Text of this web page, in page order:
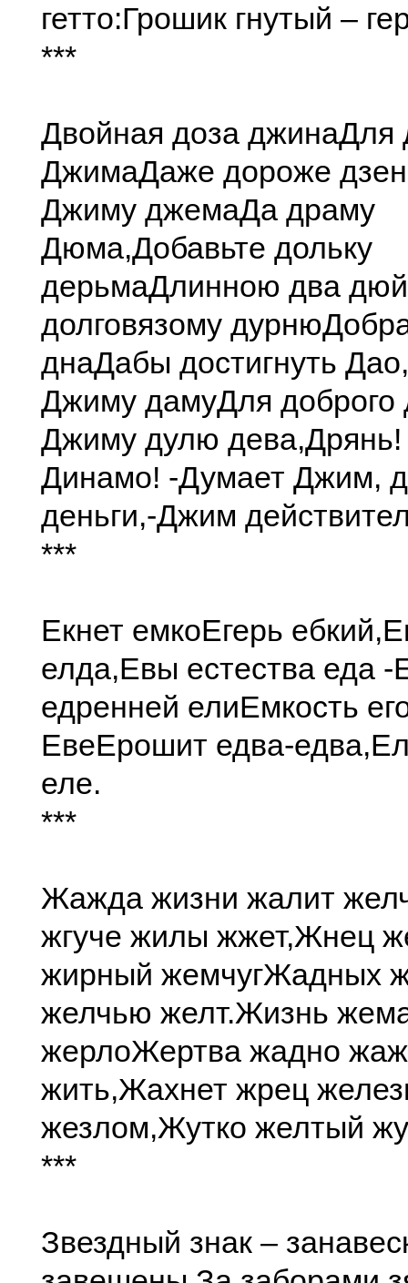
гетто:Грошик гнутый –
***
Двойная доза джинаДля
ДжимаДаже дороже
Джиму джемаДа драму
Дюма,Добавьте дольку
дерьмаДлинною два
долговязому дурню
днаДабы достигнуть Дао,
Джиму дамуДля доброго
Джиму дулю дева,
Динамо! -Думает Джим,
деньги,-Джим
***
Екнет емкоЕгерь ебкий,
елда,Евы естества еда -
едренней елиЕмкость
ЕвеЕрошит едва-едва,
еле.
***
Жажда жизни жалит
жгуче жилы жжет,Жнец
жирный жемчугЖадных
желчью желт.Жизнь
жерлоЖертва жадно
жить,Жахнет жрец
жезлом,Жутко желтый
***
Звездный знак –